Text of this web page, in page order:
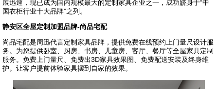
展迅速，现已成为国内规模最大的定制家具企业之一，成功跻身于“中
国衣柜行业十大品牌”之列。
静安区全屋定制加盟品牌-尚品宅配
尚品宅配是周迅代言定制家具品牌，提供免费在线预约上门量尺设计服
务。为您提供卧室、厨房、书房、儿童房、客厅、餐厅等全屋家具定制
服务。免费上门量尺、免费出3D家具效果图、免费配送安装及终身维
护。让客户提前体验家具摆到自家的效果。